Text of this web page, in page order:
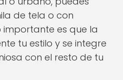
de tela o con
importante es que la
tu estilo y se integre
con el resto de tu